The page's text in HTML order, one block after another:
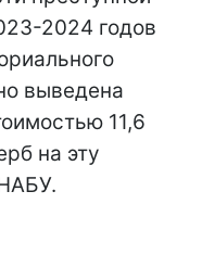
2024 годов
выведена
11,6
на эту